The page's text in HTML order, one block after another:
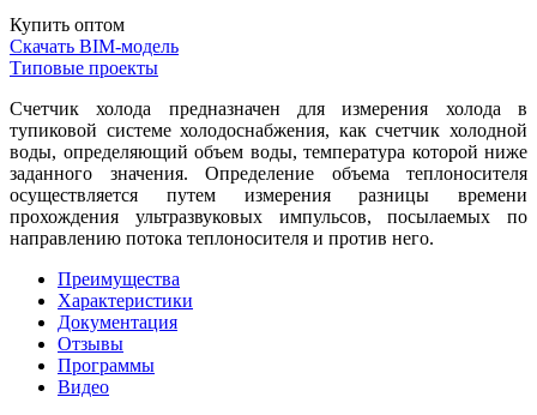
Купить оптом
Скачать BIM-модель
Типовые проекты
Счетчик холода предназначен для измерения холода в
тупиковой системе холодоснабжения, как счетчик холодной
воды, определяющий объем воды, температура которой ниже
заданного значения. Определение объема теплоносителя
осуществляется путем измерения разницы времени
прохождения ультразвуковых импульсов, посылаемых по
направлению потока теплоносителя и против него.
Преимущества
Характеристики
Документация
Отзывы
Программы
Видео